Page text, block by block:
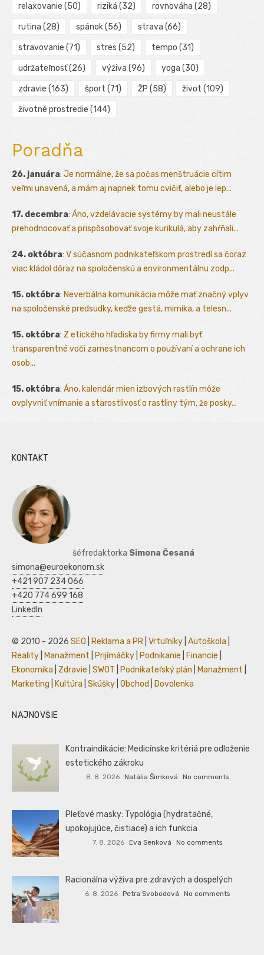
relaxovanie (50) riziká (32) rovnováha (28)
rutina (28) spánok(56) strava (66)
stravovanie (71) stres (52) tempo (31)
udržateľnosť(26) výživa (96) yoga (30)
zdravie (163) šport (71) ŽP (58) život (109)
životné prostredie (144)
Poradňa
26. januára: Je normálne, že sa počas menštruácie cítim
veľmi unavená, a mám aj napriek tomu cvičiť, alebo je lep...
17. decembra: Áno, vzdelávacie systémy by mali neustále
prehodnocovať a prispôsobovať svoje kurikulá, aby zahŕňali...
24. októbra: V súčasnom podnikateľskom prostredí sa čoraz
viac kládol dôraz na spoločenskú a environmentálnu zodp...
15. októbra: Neverbálna komunikácia môže mať značný vplyv
na spoločenské predsudky, keďže gestá, mimika, a telesn...
15. októbra: Z etického hľadiska by firmy mali byť
transparentné voči zamestnancom o používaní a ochrane ich
osob...
15. októbra: Áno, kalendár mien izbových rastlín môže
ovplyvniť vnímanie a starostlivosť o rastliny tým, že posky...
KONTAKT
šéfredaktorka Simona Česaná
simona@euroekonom.sk
+421 907 234 066
+420 774 699 168
LinkedIn
© 2010 - 2026 SEO Reklama a PR Vrtuľníky Autoškola
Reality
Manažment Prijímáčky Podnikanie Financie
Ekonomika
Zdravie SWOT Podnikateľský plán Manažment
Marketing
Kultúra Skúšky Obchod Dovolenka
NAJNOVŠIE
Kontraindikácie: Medicínske kritériá pre odloženie
estetického zákroku
8. 8. 2026 Natália Šimková No comments
Pleťové masky: Typológia (hydratačné,
upokojujúce, čistiace) a ich funkcia
7. 8. 2026 Eva Senková No comments
Racionálna výživa pre zdravých a dospelých
6. 8. 2026 Petra Svobodová No comments